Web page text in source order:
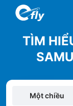
TÌM
Một chiều